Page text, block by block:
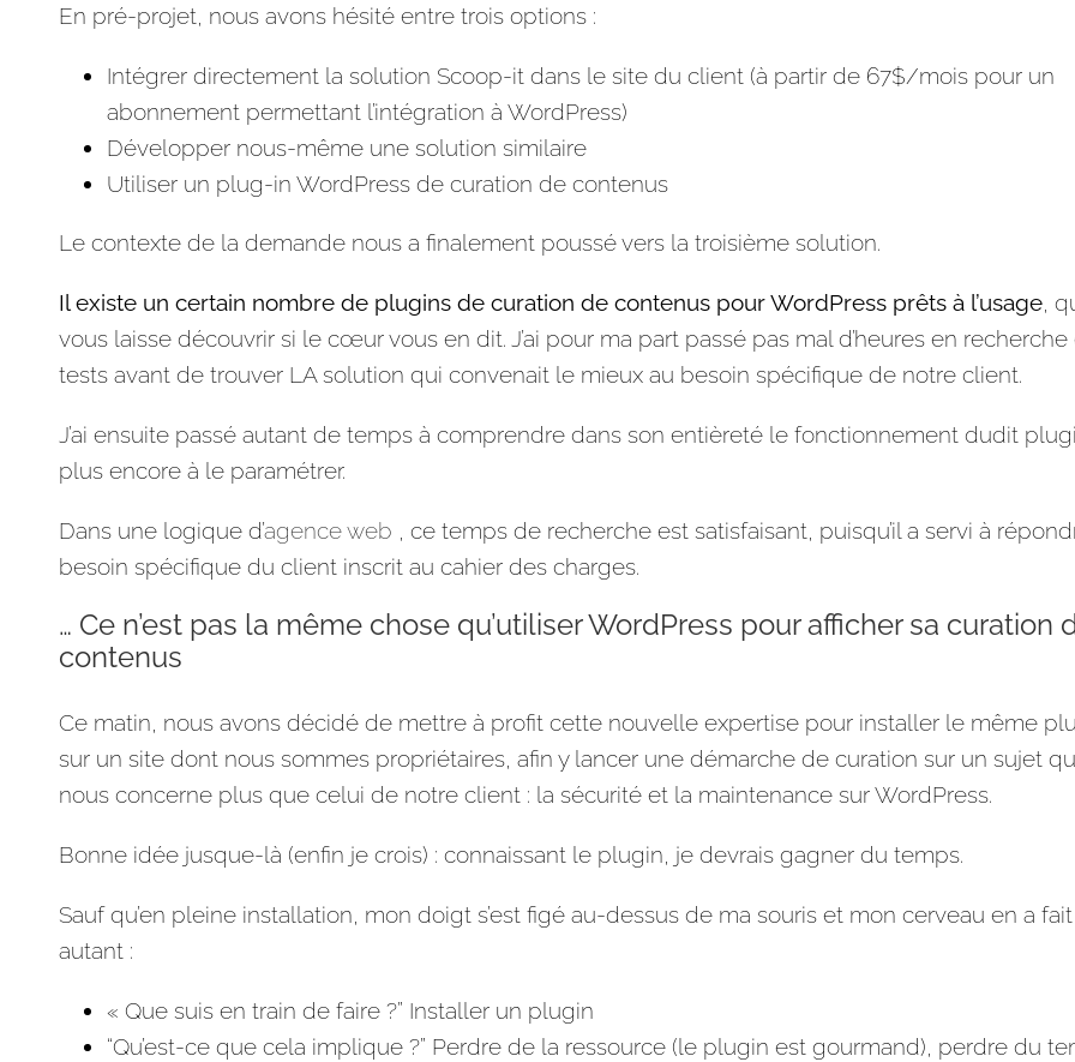
En pré-projet, nous avons hésité entre trois options :
Intégrer directement la solution Scoop-it dans le site du client (à partir de 67$/mois pour un
abonnement permettant l’intégration à WordPress)
Développer nous-même une solution similaire
Utiliser un plug-in WordPress de curation de contenus
Le contexte de la demande nous a finalement poussé vers la troisième solution.
Il existe un certain nombre de plugins de curation de contenus pour WordPress prêts à l’usage ,
vous laisse découvrir si le cœur vous en dit. J’ai pour ma part passé pas mal d’heures en recherche
tests avant de trouver LA solution qui convenait le mieux au besoin spécifique de notre client.
J’ai ensuite passé autant de temps à comprendre dans son entièreté le fonctionnement dudit
plus encore à le paramétrer.
Dans une logique d’agence web , ce temps de recherche est satisfaisant, puisqu’il a servi à
besoin spécifique du client inscrit au cahier des charges.
… Ce n’est pas la même chose qu’utiliser WordPress pour afficher sa curation
contenus
Ce matin, nous avons décidé de mettre à profit cette nouvelle expertise pour installer le même
sur un site dont nous sommes propriétaires, afin y lancer une démarche de curation sur un sujet
nous concerne plus que celui de notre client : la sécurité et la maintenance sur WordPress.
Bonne idée jusque-là (enfin je crois) : connaissant le plugin, je devrais gagner du temps.
Sauf qu’en pleine installation, mon doigt s’est figé au-dessus de ma souris et mon cerveau en a fait
autant :
« Que suis en train de faire ?” Installer un plugin
“Qu’est-ce que cela implique ?” Perdre de la ressource (le plugin est gourmand), perdre du